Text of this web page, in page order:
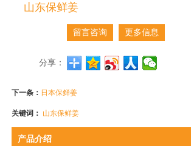
山东保鲜姜
留言咨询 更多信息
分享：
下一条： 日本保鲜姜
关键词： 山东保鲜姜
产品介绍